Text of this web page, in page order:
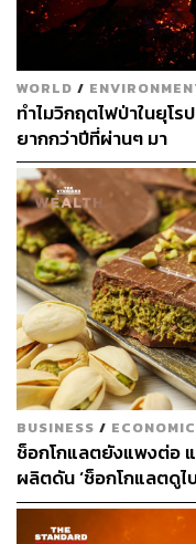
WORLD /
ทำไมวิกฤตไฟป่าในยุโ
ยากกว่าปีที่ผ่านๆ มา
BUSINESS / ECONOMIC
ช็อกโกแลตยังแพงต่อ
ผลิตดัน ‘ช็อกโกแลตดูไ